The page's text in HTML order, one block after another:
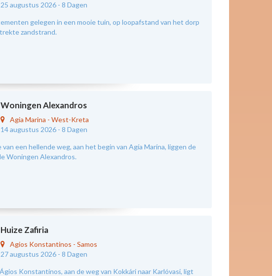
25 augustus 2026 -8 Dagen
gelegen in een mooie tuin, op loopafstand van het dorp
zandstrand.
Woningen Alexandros
Agia Marina -West-Kreta
14 augustus 2026 -8 Dagen
een hellende weg, aan het begin van Agía Marína, liggen de
Woningen Alexandros.
Huize Zafiria
Agios Konstantinos -Samos
27 augustus 2026 -8 Dagen
Konstantínos, aan de weg van Kokkári naar Karlóvasi, ligt